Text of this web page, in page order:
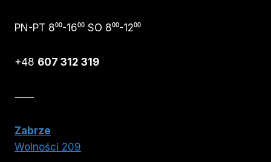
PN-PT 8⁰⁰-16⁰⁰ SO 8⁰⁰-12⁰⁰
+48 607 312 319
⸺
Zabrze
Wolności 209